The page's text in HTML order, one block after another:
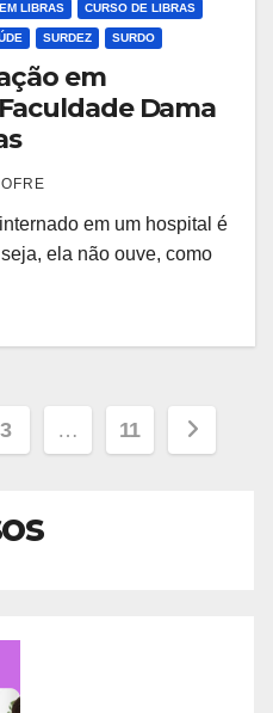
LIBRAS CURSO DE LIBRAS
SURDEZ SURDO
em
Dama
em um hospital é
ela não ouve, como
3 … 11